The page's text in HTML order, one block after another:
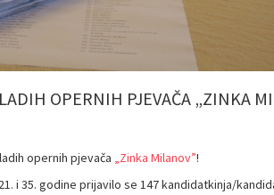
OPERNIH PJEVAČA „ZINKA
opernih pjevača „Zinka Milanov”!
i 35. godine prijavilo se 147 kandidatkinja/